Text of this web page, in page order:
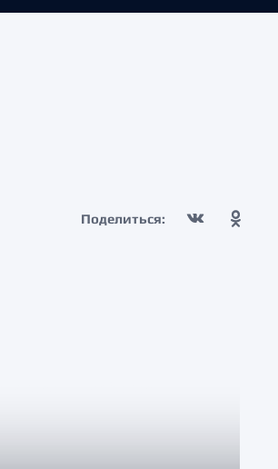
Поделиться: